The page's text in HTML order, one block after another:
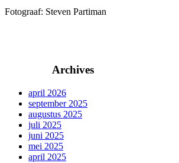
Fotograaf: Steven Partiman
Archives
april 2026
september 2025
augustus 2025
juli 2025
juni 2025
mei 2025
april 2025